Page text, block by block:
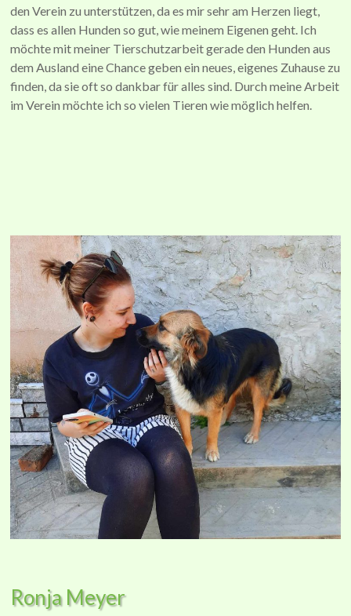
den Verein zu unterstützen, da es mir sehr am Herzen liegt,
dass es allen Hunden so gut, wie meinem Eigenen geht. Ich
möchte mit meiner Tierschutzarbeit gerade den Hunden aus
dem Ausland eine Chance geben ein neues, eigenes Zuhause zu
finden, da sie oft so dankbar für alles sind. Durch meine Arbeit
im Verein möchte ich so vielen Tieren wie möglich helfen.
Ronja Meyer